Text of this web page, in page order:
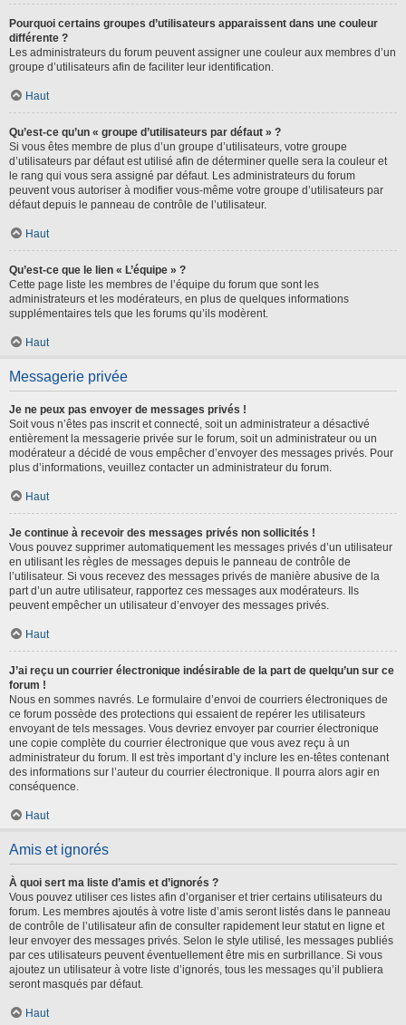
Pourquoi certains groupes d’utilisateurs apparaissent dans une couleur
différente ?
Les administrateurs du forum peuvent assigner une couleur aux membres d’un
groupe d’utilisateurs afin de faciliter leur identification.
Haut
Qu’est-ce qu’un « groupe d’utilisateurs par défaut » ?
Si vous êtes membre de plus d’un groupe d’utilisateurs, votre groupe
d’utilisateurs par défaut est utilisé afin de déterminer quelle sera la couleur et
le rang qui vous sera assigné par défaut. Les administrateurs du forum
peuvent vous autoriser à modifier vous-même votre groupe d’utilisateurs par
défaut depuis le panneau de contrôle de l’utilisateur.
Haut
Qu’est-ce que le lien « L’équipe » ?
Cette page liste les membres de l’équipe du forum que sont les
administrateurs et les modérateurs, en plus de quelques informations
supplémentaires tels que les forums qu’ils modèrent.
Haut
Messagerie privée
Je ne peux pas envoyer de messages privés !
Soit vous n’êtes pas inscrit et connecté, soit un administrateur a désactivé
entièrement la messagerie privée sur le forum, soit un administrateur ou un
modérateur a décidé de vous empêcher d’envoyer des messages privés. Pour
plus d’informations, veuillez contacter un administrateur du forum.
Haut
Je continue à recevoir des messages privés non sollicités !
Vous pouvez supprimer automatiquement les messages privés d’un utilisateur
en utilisant les règles de messages depuis le panneau de contrôle de
l’utilisateur. Si vous recevez des messages privés de manière abusive de la
part d’un autre utilisateur, rapportez ces messages aux modérateurs. Ils
peuvent empêcher un utilisateur d’envoyer des messages privés.
Haut
J’ai reçu un courrier électronique indésirable de la part de quelqu’un sur ce
forum !
Nous en sommes navrés. Le formulaire d’envoi de courriers électroniques de
ce forum possède des protections qui essaient de repérer les utilisateurs
envoyant de tels messages. Vous devriez envoyer par courrier électronique
une copie complète du courrier électronique que vous avez reçu à un
administrateur du forum. Il est très important d’y inclure les en-têtes contenant
des informations sur l’auteur du courrier électronique. Il pourra alors agir en
conséquence.
Haut
Amis et ignorés
À quoi sert ma liste d’amis et d’ignorés ?
Vous pouvez utiliser ces listes afin d’organiser et trier certains utilisateurs du
forum. Les membres ajoutés à votre liste d’amis seront listés dans le panneau
de contrôle de l’utilisateur afin de consulter rapidement leur statut en ligne et
leur envoyer des messages privés. Selon le style utilisé, les messages publiés
par ces utilisateurs peuvent éventuellement être mis en surbrillance. Si vous
ajoutez un utilisateur à votre liste d’ignorés, tous les messages qu’il publiera
seront masqués par défaut.
Haut